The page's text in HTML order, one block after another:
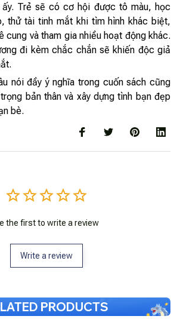
Trẻ sẽ có cơ hội được tô màu, học
thử tài tinh mắt khi tìm hình khác biệt,
cung và tham gia nhiều hoạt động khác.
đi kèm chắc chắn sẽ khiến độc giả
nói đầy ý nghĩa trong cuốn sách cũng
bản thân và xây dựng tình bạn đẹp
bè.
the first to write a review
Write a review
PRODUCTS